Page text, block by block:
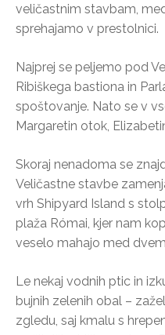
veličastnim stavbam,
sprehajamo v prestolnici.
Najprej se peljemo pod
Ribiškega bastiona in
spoštovanje. Nato se v
Margaretin otok,
Skoraj nenadoma se
Veličastne stavbe
vrh Shipyard Island s
plaža Római, kjer nam
veselo mahajo med
Le nekaj vodnih ptic in
bujnih zelenih obal –
zgledu, saj kmalu s